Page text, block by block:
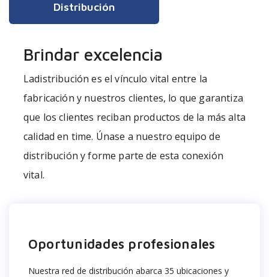
Distribución
Brindar excelencia
Ladistribución es el vínculo vital entre la
fabricación y nuestros clientes, lo que garantiza
que los clientes reciban productos de la más alta
calidaden time. Únase a nuestro equipo de
distribución y forme parte de esta conexión
vital.
Oportunidades profesionales
Nuestra red de distribución abarca 35 ubicaciones y